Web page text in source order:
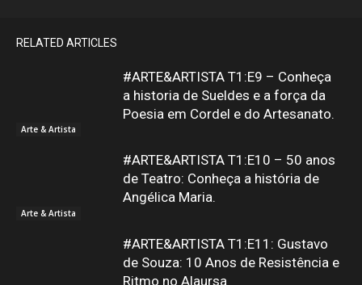
RELATED ARTICLES
Arte & Artista
#ARTE&ARTISTA T1:E9 – Conheça
a historia de Sueldes e a força da
Poesia em Cordel e do Artesanato.
Arte & Artista
#ARTE&ARTISTA T1:E10 – 50 anos
de Teatro: Conheça a história de
Angélica Maria.
#ARTE&ARTISTA T1:E11: Gustavo
de Souza: 10 Anos de Resistência e
Ritmo no Alaursa